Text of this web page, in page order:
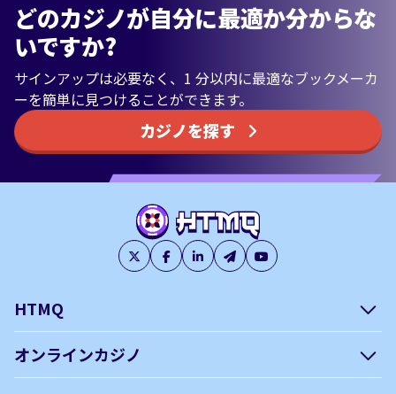
どのカジノが自分に最適か分からな
いですか?
サインアップは必要なく、1 分以内に最適なブックメーカ
ーを簡単に見つけることができます。
カジノを探す
HTMQ
オンラインカジノ